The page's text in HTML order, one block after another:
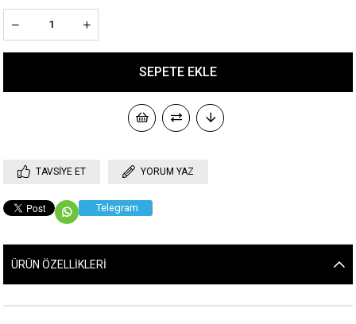
TAVSIYE ET YORUM YAZ
Telegram
ÜRÜN ÖZELLIKLERI